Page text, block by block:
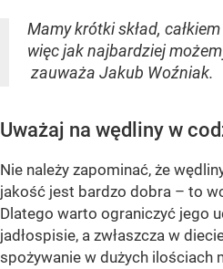
Mamy krótki skład,
więc jak najbardziej
zauważa Jakub Woźniak.
Uważaj na wędliny w
Nie należy zapominać, że
jakość jest bardzo dobra – to
Dlatego warto ograniczyć jego
jadłospisie, a zwłaszcza w
spożywanie w dużych ilościach